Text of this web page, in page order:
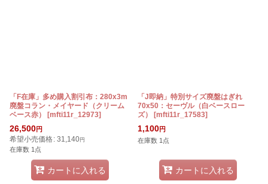
「F在庫」多め購入割引布：280x3m
廃盤コラン・メイヤード（クリーム
ベース赤）
[mfti11r_12973]
26,500円
希望小売価格: 31,140円
在庫数 1点
カートに入れる
「J即納」特別サイズ廃盤はぎれ
70x50：セーヴル（白ベースロー
ズ）
[mfti11r_17583]
1,100円
在庫数 1点
カートに入れる